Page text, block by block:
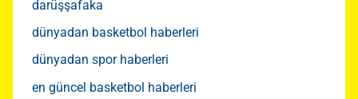
darüşşafaka
dünyadan basketbol haberleri
dünyadan spor haberleri
en güncel basketbol haberleri